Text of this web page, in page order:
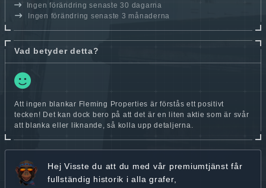
Ingen förändring senaste 30 dagarna
Ingen förändring senaste 3 månaderna
Vad betyder detta?
Att ingen blankar Fleming Properties är förstås ett positivt
tecken! Det kan dock bero på att det är en liten aktie som är svår
att blanka eller liknande, så kolla upp detaljerna.
Hej Visste du att du med vår premiumtjänst får
fullständig historik i alla grafer,